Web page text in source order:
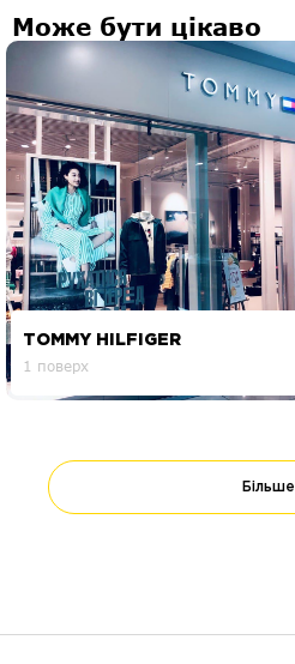
Може бути цікаво
TOMMY HILFIGER
1 поверх
Більше